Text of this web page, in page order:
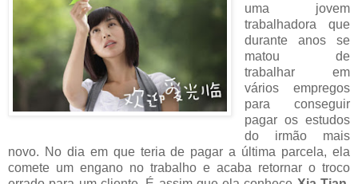
uma jovem
trabalhadora que
durante anos se
matou de
trabalhar em
vários empregos
para conseguir
pagar os estudos
do irmão mais
novo. No dia em que teria de pagar a última parcela, ela
comete um engano no trabalho e acaba retornar o troco